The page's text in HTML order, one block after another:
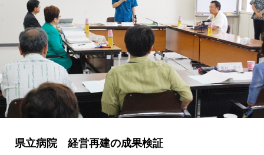
県立病院 経営再建の成果検証